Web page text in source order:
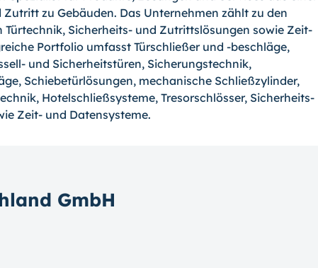
zu Gebäuden. Das Unternehmen zählt zu den
Sicherheits- und Zutrittslösungen sowie Zeit-
Portfolio umfasst Türschließer und -beschläge,
und Sicherheitstüren, Sicherungstechnik,
Schiebetürlösungen, mechanische Schließzylinder,
Hotelschließsysteme, Tresorschlösser, Sicherheits-
Zeit- und Datensysteme.
GmbH